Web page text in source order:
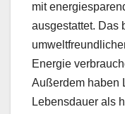
mit
ausgestattet. Das
Energie
Außerdem haben
Lebensdauer als